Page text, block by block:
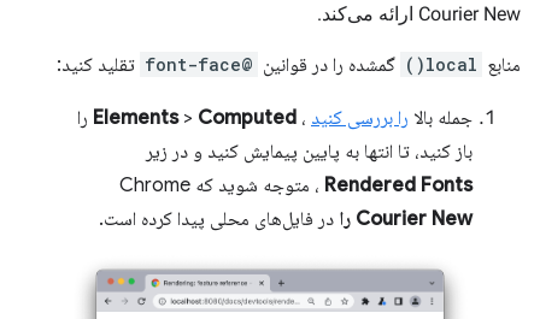
Courier New ارائه می‌کند.
منابع local() گمشده را در قوانین @font-face تقلید کنید:
جمله بالا را بررسی کنید ، Elements> Computed
را
باز کنید، تا انتها به پایین پیمایش کنید و در زیر
Rendered Fonts ، متوجه شوید که Chrome
Courier New را
در فایل‌های محلی پیدا کرده است.